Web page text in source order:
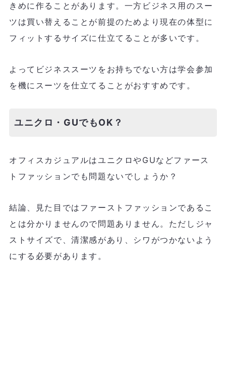
きめに作ることがあります。一方ビジネス用のスー
ツは買い替えることが前提のためより現在の体型に
フィットするサイズに仕立てることが多いです。
よってビジネススーツをお持ちでない方は学会参加
を機にスーツを仕立てることがおすすめです。
ユニクロ・GUでもOK？
オフィスカジュアルはユニクロやGUなどファース
トファッションでも問題ないでしょうか？
結論、見た目ではファーストファッションであるこ
とは分かりませんので問題ありません。ただしジャ
ストサイズで、清潔感があり、シワがつかないよう
にする必要があります。